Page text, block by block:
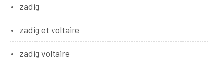
zadig
zadig et voltaire
zadig voltaire